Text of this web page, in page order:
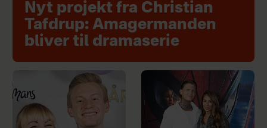
Nyt projekt fra Christian
Tafdrup: Amagermanden
bliver til dramaserie